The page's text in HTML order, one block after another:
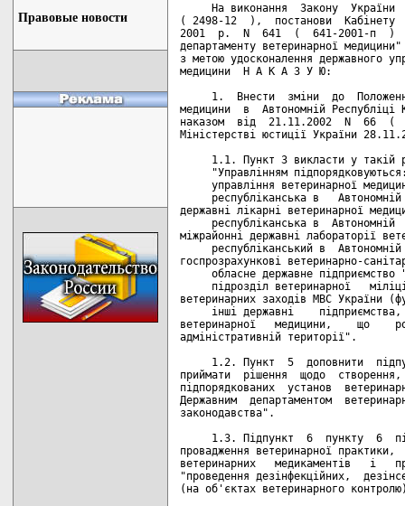
Правовые новости
На виконання  Закону  України
( 2498-12  ),  постанови  Кабінету
2001  р.  N  641  (  641-2001-п  )
департаменту ветеринарної
з метою удосконалення державного
медицини  Н А К А З У Ю:
1.  Внести  зміни  до
медицини  в  Автономній Республіці
наказом  від  21.11.2002  N  66  (
Міністерстві юстиції України
1.1. Пункт 3 викласти у такій
"Управлінням
управління ветеринарної
республіканська в
державні лікарні ветеринарної
республіканська в  Автономній
міжрайонні державні лабораторії
республіканський в
госпрозрахункові ветеринарно-
обласне державне підприємство
підрозділ ветеринарної
ветеринарних заходів МВС України
інші державні
ветеринарної   медицини,    що
адміністративній території".
1.2. Пункт  5  доповнити
приймати  рішення  щодо
підпорядкованих  установ
Державним  департаментом
законодавства".
1.3. Підпункт  6  пункту  6
провадження ветеринарної
ветеринарних   медикаментів   і
"проведення дезінфекційних,
(на об'єктах ветеринарного